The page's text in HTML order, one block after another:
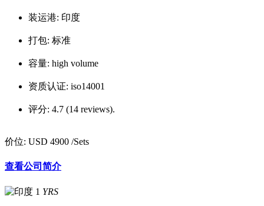
装运港: 印度
打包: 标准
容量: high volume
资质认证: iso14001
评分: 4.7 (14 reviews).
价位: USD 4900 /Sets
查看公司简介
1 YRS